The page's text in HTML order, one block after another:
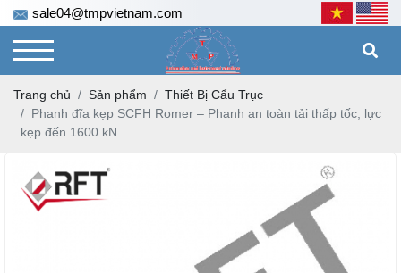
sale04@tmpvietnam.com
Trang chủ Sản phẩm
Thiết Bị Cẩu Trục
Phanh đĩa kẹp SCFH Romer – Phanh an toàn tải thấp tốc, lực
kẹp đến 1600 kN